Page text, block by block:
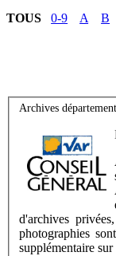
TOUS 0-9 A B
Archives
d'archives
photographies
supplémentaire